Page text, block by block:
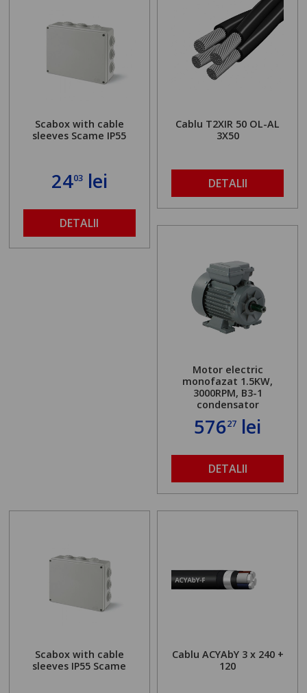
Scabox with cable
sleeves Scame IP55
2403lei
DETALII
Cablu T2XIR 50 OL-AL
3X50
DETALII
Motor electric
monofazat 1.5KW,
3000RPM, B3-1
condensator
57627 lei
DETALII
Scabox with cable
sleeves IP55 Scame
Cablu ACYAbY 3 x 240 +
120